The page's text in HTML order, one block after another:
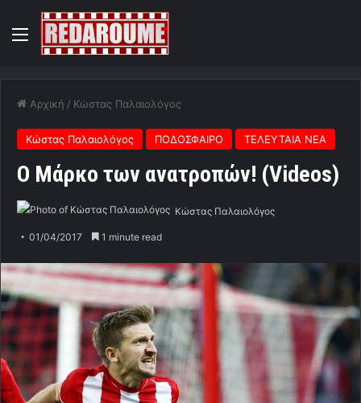
Menu
Αρχική / Κώστας Παλαιολόγος
Κώστας Παλαιολόγος ΠΟΔΟΣΦΑΙΡΟ ΤΕΛΕΥΤΑΙΑ ΝΕΑ
O Mάρκο των ανατροπών! (Videos)
Κώστας Παλαιολόγος
01/04/2017 1 minute read